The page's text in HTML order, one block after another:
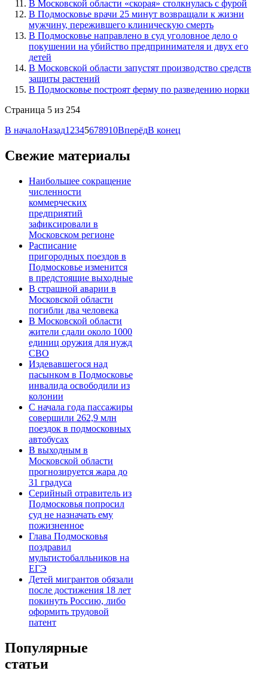
В Московской области «скорая» столкнулась с фурой
В Подмосковье врачи 25 минут возвращали к жизни
мужчину, пережившего клиническую смерть
В Подмосковье направлено в суд уголовное дело о
покушении на убийство предпринимателя и двух его
детей
В Московской области запустят производство средств
защиты растений
В Подмосковье построят ферму по разведению норки
Страница 5 из 254
В началоНазад1 2345678910ВперёдВ конец
Свежие материалы
Наибольшее сокращение
численности
коммерческих
предприятий
зафиксировали в
Московском регионе
Расписание
пригородных поездов в
Подмосковье изменится
в предстоящие выходные
В страшной аварии в
Московской области
погибли два человека
В Московской области
жители сдали около 1000
единиц оружия для нужд
СВО
Издевавшегося над
пасынком в Подмосковье
инвалида освободили из
колонии
С начала года пассажиры
совершили 262,9 млн
поездок в подмосковных
автобусах
В выходным в
Московской области
прогнозируется жара до
31 градуса
Серийный отравитель из
Подмосковья попросил
суд не назначать ему
пожизненное
Глава Подмосковья
поздравил
мультистобалльников на
ЕГЭ
Детей мигрантов обязали
после достижения 18 лет
покинуть Россию, либо
оформить трудовой
патент
Популярные
статьи